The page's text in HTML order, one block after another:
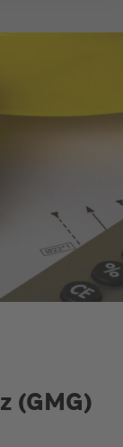
(GMG)